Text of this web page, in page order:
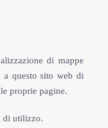
di mappe
a questo sito web di
proprie pagine.
di utilizzo.